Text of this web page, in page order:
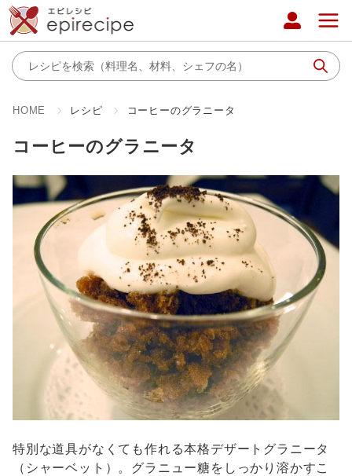
HOME レシピ コーヒーのグラニータ
コーヒーのグラニータ
特別な道具がなくても作れる本格デザートグラニータ
（シャーベット）。グラニュー糖をしっかり溶かすこ